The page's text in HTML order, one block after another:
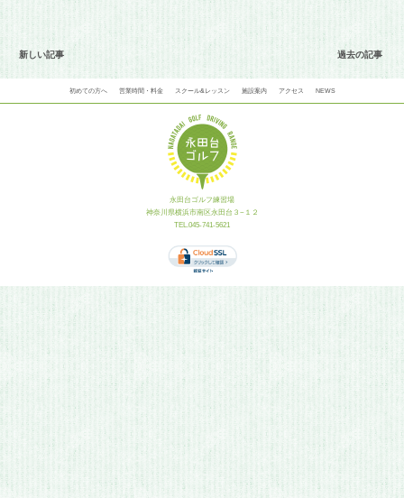
新しい記事 過去の記事
初めての方へ 営業時間・料金 スクール&レッスン 施設案内 アクセス NEWS
永田台ゴルフ練習場
神奈川県横浜市南区永田台３−１２
TEL.045-741-5621